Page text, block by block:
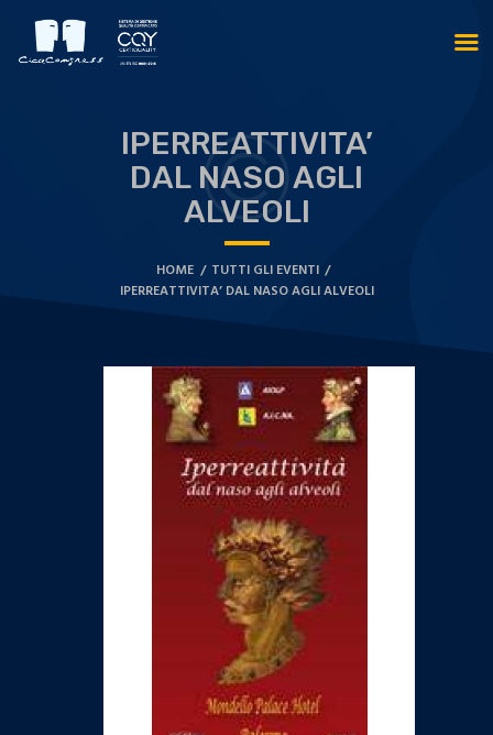
IPERREATTIVITA’
DAL NASO AGLI
ALVEOLI
HOME
TUTTI GLI EVENTI
IPERREATTIVITA’ DAL NASO AGLI ALVEOLI